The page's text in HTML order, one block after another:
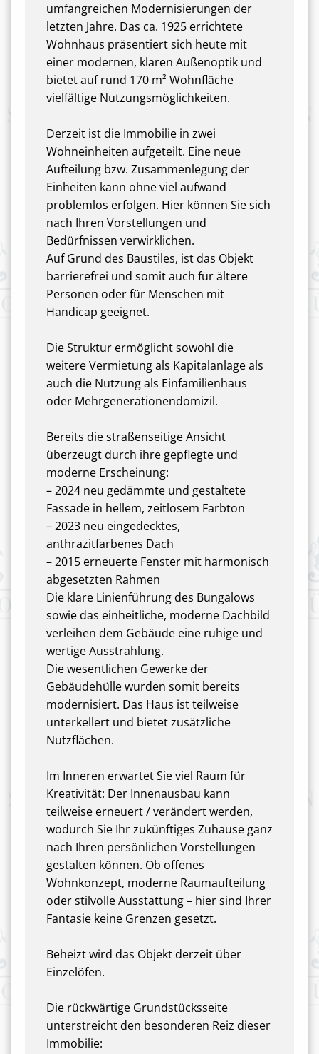
umfangreichen Modernisierungen der
letzten Jahre. Das ca. 1925 errichtete
Wohnhaus präsentiert sich heute mit
einer modernen, klaren Außenoptik und
bietet auf rund 170 m² Wohnfläche
vielfältige Nutzungsmöglichkeiten.
Derzeit ist die Immobilie in zwei
Wohneinheiten aufgeteilt. Eine neue
Aufteilung bzw. Zusammenlegung der
Einheiten kann ohne viel aufwand
problemlos erfolgen. Hier können Sie sich
nach Ihren Vorstellungen und
Bedürfnissen verwirklichen.
Auf Grund des Baustiles, ist das Objekt
barrierefrei und somit auch für ältere
Personen oder für Menschen mit
Handicap geeignet.
Die Struktur ermöglicht sowohl die
weitere Vermietung als Kapitalanlage als
auch die Nutzung als Einfamilienhaus
oder Mehrgenerationendomizil.
Bereits die straßenseitige Ansicht
überzeugt durch ihre gepflegte und
moderne Erscheinung:
– 2024 neu gedämmte und gestaltete
Fassade in hellem, zeitlosem Farbton
– 2023 neu eingedecktes,
anthrazitfarbenes Dach
– 2015 erneuerte Fenster mit harmonisch
abgesetzten Rahmen
Die klare Linienführung des Bungalows
sowie das einheitliche, moderne Dachbild
verleihen dem Gebäude eine ruhige und
wertige Ausstrahlung.
Die wesentlichen Gewerke der
Gebäudehülle wurden somit bereits
modernisiert. Das Haus ist teilweise
unterkellert und bietet zusätzliche
Nutzflächen.
Im Inneren erwartet Sie viel Raum für
Kreativität: Der Innenausbau kann
teilweise erneuert / verändert werden,
wodurch Sie Ihr zukünftiges Zuhause ganz
nach Ihren persönlichen Vorstellungen
gestalten können. Ob offenes
Wohnkonzept, moderne Raumaufteilung
oder stilvolle Ausstattung – hier sind Ihrer
Fantasie keine Grenzen gesetzt.
Beheizt wird das Objekt derzeit über
Einzelöfen.
Die rückwärtige Grundstücksseite
unterstreicht den besonderen Reiz dieser
Immobilie: